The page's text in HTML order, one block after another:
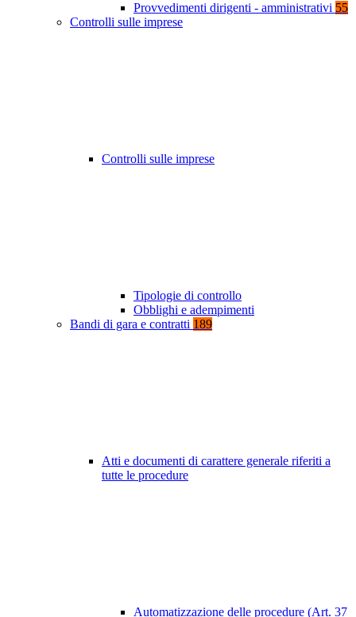
Provvedimenti dirigenti - amministrativi 55
Controlli sulle imprese
Controlli sulle imprese
Tipologie di controllo
Obblighi e adempimenti
Bandi di gara e contratti 189
Atti e documenti di carattere generale riferiti a
tutte le procedure
Automatizzazione delle procedure (Art. 37